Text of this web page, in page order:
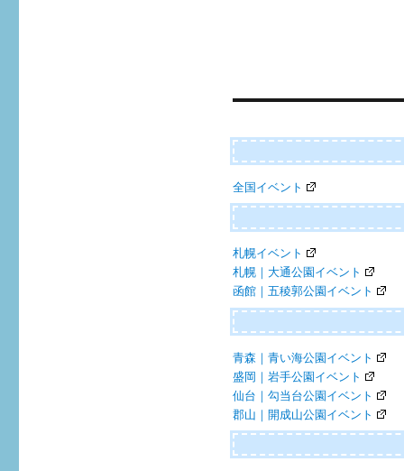
全国イベント
札幌イベント
札幌｜大通公園イベント
函館｜五稜郭公園イベント
青森｜青い海公園イベント
盛岡｜岩手公園イベント
仙台｜勾当台公園イベント
郡山｜開成山公園イベント